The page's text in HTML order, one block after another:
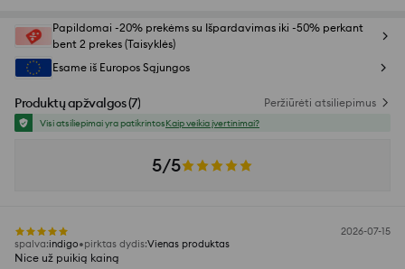
Papildomai -20% prekėms su Išpardavimas iki -50% perkant
bent 2 prekes (Taisyklės)
Esame iš Europos Sąjungos
Produktų apžvalgos(7) Peržiūrėti atsiliepimus
Visi atsiliepimai yra patikrintosKaip veikia įvertinimai?
5/5
2026-07-15
spalva:indigo pirktas dydis:Vienas produktas
Nice už puikią kainą